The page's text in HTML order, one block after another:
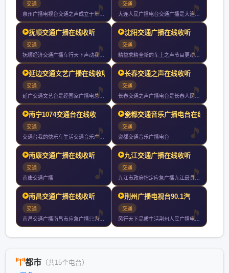
交通
泉州广播电视台交通之声成立于年月日试播月日开播是泉州市独家专
交通
大连人民广播电台交通广播是大连人民广播电台下属的一个广播频道
抚顺交通广播在线收听
交通
抚顺经济交通广播车行天下声动我心一切只为你
沈阳交通广播在线收听
交通
精益求精全新的车上之声节目更动感风格更时尚效果更清晰覆盖更广
延边交通文艺广播在线收听
交通
延广交通文艺台是经国家广播电总局批准的延边朝鲜族自治州唯一的
长春交通之声在线收听
交通
长春交通之声广播电台是长春人民广播电台的系列台之一与长春市交
南宁1074交通台在线收
交通
交通台我的快乐车生活交通音乐广播为南宁广播电视台下属的一家广
瓷都交通音乐广播电台在线
交通
瓷都交通音乐广播电台
南康交通广播在线收听
交通
南康交通广播
九江交通广播在线收听
交通
九江市政府指定应急广播九江最具影响力权威媒体
南昌交通广播在线收听
交通
南昌交通广播南昌市应急广播只为每一个执着在路上的人尼尔森数据
荆州广播电视台90.1汽
交通
风行天下品质生活荆州人民广播电台汽车电台于年月日正式开播全天
都市 （共15个电台）